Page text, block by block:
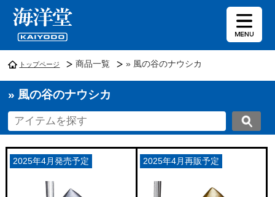
トップページ 商品一覧 » 風の谷のナウシカ
» 風の谷のナウシカ
2025年4月発売予定 2025年4月再販予定